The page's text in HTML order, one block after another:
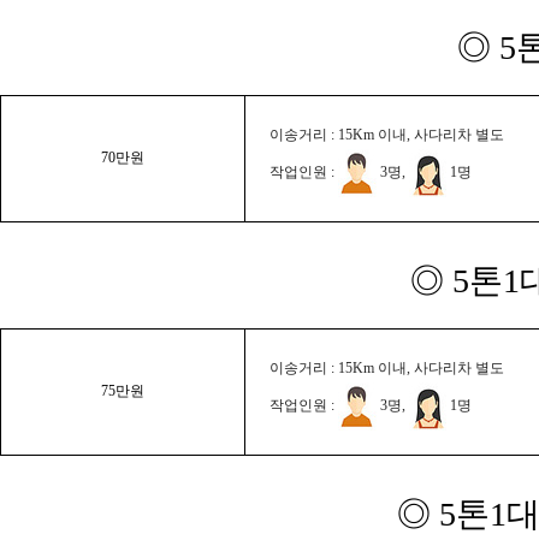
◎ 5
70만원
이송거리 : 15Km 이내, 사다리차 별도
작업인원 : 3명, 1명
◎ 5톤1
75만원
이송거리 : 15Km 이내, 사다리차 별도
작업인원 : 3명, 1명
◎ 5톤1